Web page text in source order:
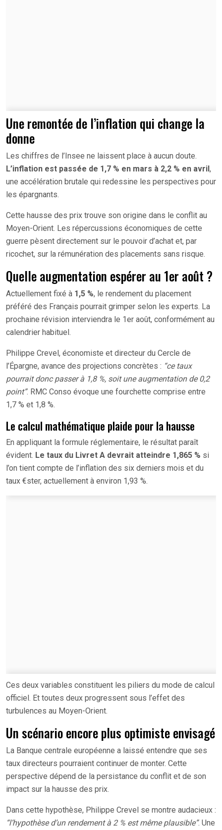
Une remontée de l’inflation qui change la
donne
Les chiffres de l’Insee ne laissent place à aucun doute.
L’inflation est passée de 1,7 % en mars à 2,2 % en avril,
une accélération brutale qui redessine les perspectives pour
les épargnants.
Cette hausse des prix trouve son origine dans le conflit au
Moyen-Orient. Les répercussions économiques de cette
guerre pèsent directement sur le pouvoir d’achat et, par
ricochet, sur la rémunération des placements sans risque.
Quelle augmentation espérer au 1er août ?
Actuellement fixé à 1,5 %, le rendement du placement
préféré des Français pourrait grimper selon les experts. La
prochaine révision interviendra le 1er août, conformément au
calendrier habituel.
Philippe Crevel, économiste et directeur du Cercle de
l’Épargne, avance des projections concrètes : “ce taux
pourrait donc passer à 1,8 %, soit une augmentation de 0,2
point”. RMC Conso évoque une fourchette comprise entre
1,7 % et 1,8 %.
Le calcul mathématique plaide pour la hausse
En appliquant la formule réglementaire, le résultat paraît
évident. Le taux du Livret A devrait atteindre 1,865 % si
l’on tient compte de l’inflation des six derniers mois et du
taux €ster, actuellement à environ 1,93 %.
Ces deux variables constituent les piliers du mode de calcul
officiel. Et toutes deux progressent sous l’effet des
turbulences au Moyen-Orient.
Un scénario encore plus optimiste envisagé
La Banque centrale européenne a laissé entendre que ses
taux directeurs pourraient continuer de monter. Cette
perspective dépend de la persistance du conflit et de son
impact sur la hausse des prix.
Dans cette hypothèse, Philippe Crevel se montre audacieux :
“l’hypothèse d’un rendement à 2 % est même plausible”. Une